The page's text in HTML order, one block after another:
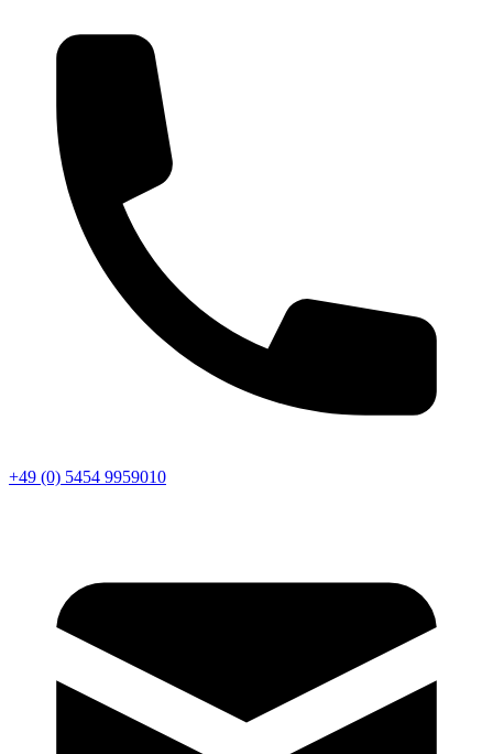
+49 (0) 5454 9959010